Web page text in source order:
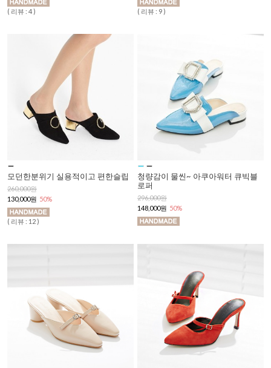
( 리뷰 : 4 ) ( 리뷰 : 9 )
모던한분위기 실용적이고 편한슬립
260,000원
130,000원 50%
( 리뷰 : 12 )
청량감이 물씬~ 아쿠아워터 큐빅블
로퍼
296,000원
148,000원 50%